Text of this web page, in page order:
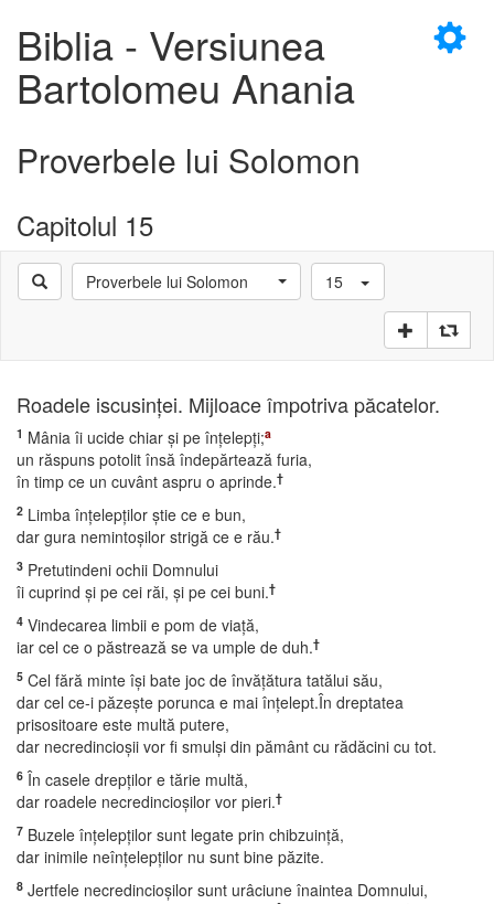
×
Biblia - Versiunea
Bartolomeu Anania
Proverbele lui Solomon
Capitolul 15
Proverbele lui Solomon 15
Roadele iscusinţei. Mijloace împotriva păcatelor.
1 Mânia îi ucide chiar şi pe înţelepţi;a
un răspuns potolit însă îndepărtează furia,
în timp ce un cuvânt aspru o aprinde.†
2 Limba înţelepţilor ştie ce e bun,
dar gura nemintoşilor strigă ce e rău.†
3 Pretutindeni ochii Domnului
îi cuprind şi pe cei răi, şi pe cei buni.†
4 Vindecarea limbii e pom de viaţă,
iar cel ce o păstrează se va umple de duh.†
5 Cel fără minte îşi bate joc de învăţătura tatălui său,
dar cel ce-i păzeşte porunca e mai înţelept.În dreptatea
prisositoare este multă putere,
dar necredincioşii vor fi smulşi din pământ cu rădăcini cu tot.
6 În casele drepţilor e tărie multă,
dar roadele necredincioşilor vor pieri.†
7 Buzele înţelepţilor sunt legate prin chibzuinţă,
dar inimile neînţelepţilor nu sunt bine păzite.
8 Jertfele necredincioşilor sunt urâciune înaintea Domnului,